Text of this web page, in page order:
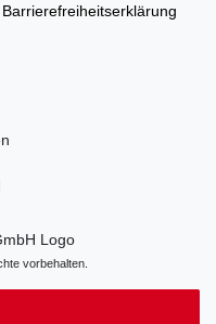
Barrierefreiheitserklärung
vorbehalten.